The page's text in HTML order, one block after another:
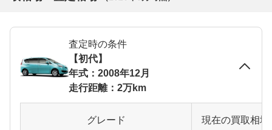
査定時の条件
【初代】
年式：2008年12月
走行距離：2万km
グレード 現在の買取相